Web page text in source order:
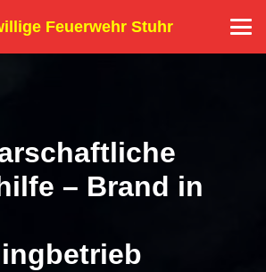
Feuerwehr Stuhr
– Brand in